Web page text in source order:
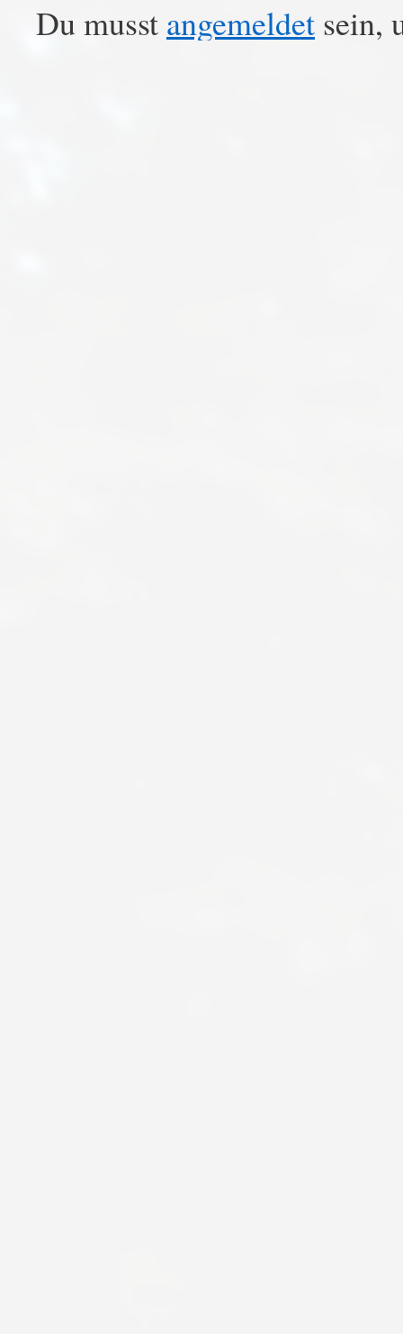
Du musst angemeldet sein,